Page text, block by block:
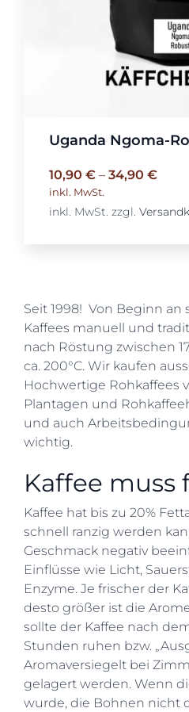
Uganda Ngoma-
10,90 €– 34,90 €
inkl. MwSt.
inkl. MwSt. zzgl.
Seit 1998! Von Beginn an
Kaffees manuell und
nach Röstung zwischen
ca. 200°C. Wir kaufen
Hochwertige Rohkaffees
Plantagen und
und auch
wichtig.
Kaffee muss
Kaffee hat bis zu 20%
schnell ranzig werden
Geschmack negativ
Einflüsse wie Licht,
Enzyme. Je frischer der
desto größer ist die
sollte der Kaffee nach
Stunden ruhen bzw.
Aromaversiegelt bei
gelagert werden. Wenn
wurde, die Bohnen nicht